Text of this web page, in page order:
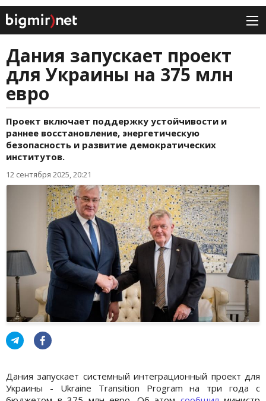
Дания запускает проект
для Украины на 375 млн
евро
Проект включает поддержку устойчивости и
раннее восстановление, энергетическую
безопасность и развитие демократических
институтов.
12 сентября 2025, 20:21
Дания запускает системный интеграционный проект для
Украины - Ukraine Transition Program на три года с